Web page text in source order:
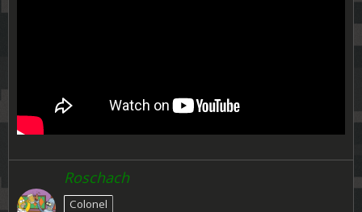
Roschach
Colonel